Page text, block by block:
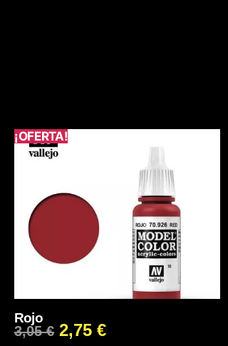
¡OFERTA!
Rojo
3,05€ 2,75 €